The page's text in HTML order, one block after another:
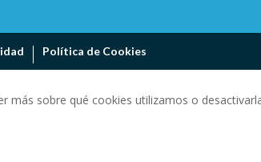
Política de Cookies
más sobre qué cookies utilizamos o